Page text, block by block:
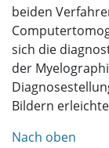
beiden
sich die
der
Bildern
Nach oben